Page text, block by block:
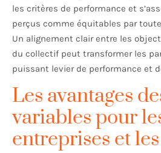
les critères de performance et
perçus comme équitables par
Un alignement clair entre les
du collectif peut transformer les
puissant levier de performance et
Les avantages
variables pour
entreprises et